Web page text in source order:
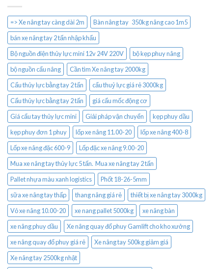
=> Xe nâng tay càng dài 2m
Bàn nâng tay 350kg nâng cao 1m5
bán xe nâng tay 2 tấn nhập khẩu
Bộ nguồn điện thủy lực mini 12v 24V 220V
bộ kẹp phuy nâng
bộ nguồn cẩu nâng
Cần tìm Xe nâng tay 2000kg
Cẩu thủy lực bằng tay 2 tấn
cẩu thuỷ lực giá rẻ 3000kg
Cẩu thủy lực bằng tay 2 tấn
giá cẩu mốc động cơ
Giá cẩu tay thủy lực mini
Giải pháp vận chuyển
kẹp phuy dầu
kẹp phuy đơn 1 phuy
lốp xe nâng 11.00-20
lốp xe nâng 400-8
Lốp xe nâng đặc 600-9
Lốp đặc xe nâng 9.00-20
Mua xe nâng tay thủy lực 5 tấn. Mua xe nâng tay 2 tấn
Pallet nhựa màu xanh logistics
Phốt 18-26-5mm
sữa xe nâng tay thấp
thang nâng giá rẻ
thiết bị xe nâng tay 3000kg
Vỏ xe nâng 10.00-20
xe nang pallet 5000kg
xe nâng bàn
xe nâng phuy dầu
Xe nâng quay đổ phuy Gamlift cho kho xưởng
xe nâng quay đổ phuy giá rẻ
Xe nâng tay 500kg giảm giá
Xe nâng tay 2500kg nhật